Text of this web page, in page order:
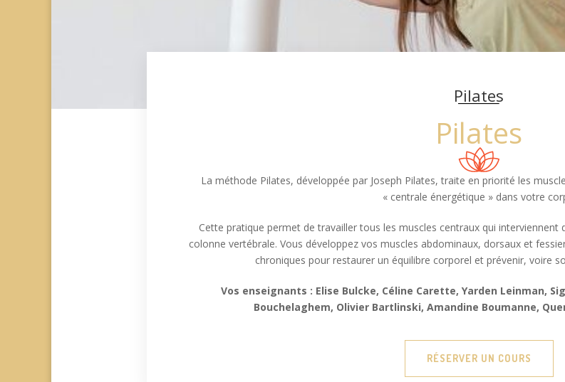
Pilates
Pilates
La méthode Pilates, développée par Joseph Pilates, traite en priorité les
« centrale énergétique » dans votre
Cette pratique permet de travailler tous les muscles centraux qui interviennent
colonne vertébrale. Vous développez vos muscles abdominaux, dorsaux et
chroniques pour restaurer un équilibre corporel et prévenir, voire
Vos enseignants : Elise Bulcke, Céline Carette, Yarden Leinman,
Bouchelaghem, Olivier Bartlinski, Amandine Boumanne,
RÉSERVER UN COURS